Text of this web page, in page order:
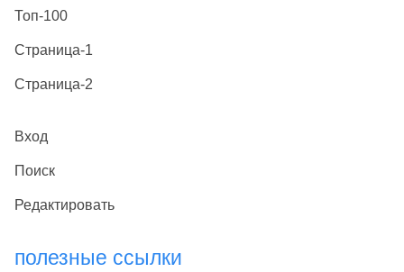
Топ-100
Страница-1
Страница-2
Вход
Поиск
Редактировать
полезные ссылки